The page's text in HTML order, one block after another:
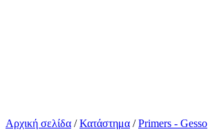
Αρχική σελίδα /Κατάστημα /Primers - Gesso